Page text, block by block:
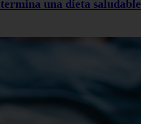
una dieta saludable